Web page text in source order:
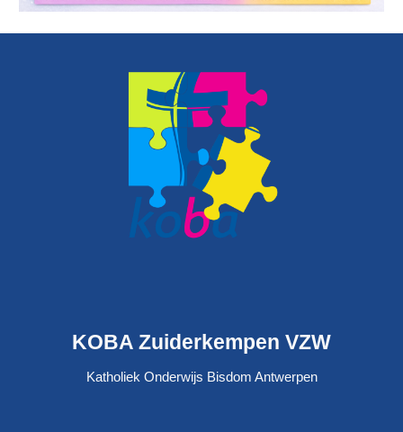
KOBA Zuiderkempen VZW
Katholiek Onderwijs Bisdom Antwerpen